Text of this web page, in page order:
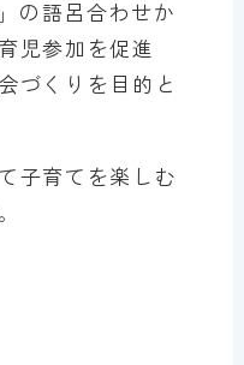
の語呂合わせか
児参加を促進
づくりを目的と
子育てを楽しむ